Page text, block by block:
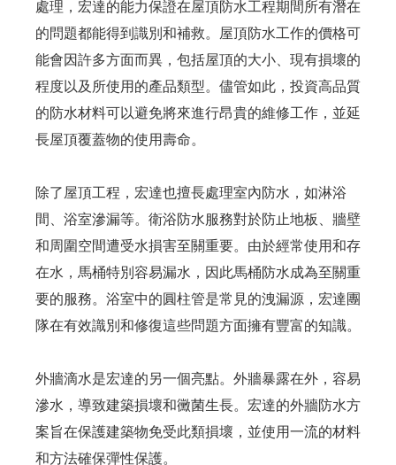
處理，宏達的能力保證在屋頂防水工程期間所有潛在
的問題都能得到識別和補救。屋頂防水工作的價格可
能會因許多方面而異，包括屋頂的大小、現有損壞的
程度以及所使用的產品類型。儘管如此，投資高品質
的防水材料可以避免將來進行昂貴的維修工作，並延
長屋頂覆蓋物的使用壽命。
除了屋頂工程，宏達也擅長處理室內防水，如淋浴
間、浴室滲漏等。衛浴防水服務對於防止地板、牆壁
和周圍空間遭受水損害至關重要。由於經常使用和存
在水，馬桶特別容易漏水，因此馬桶防水成為至關重
要的服務。浴室中的圓柱管是常見的洩漏源，宏達團
隊在有效識別和修復這些問題方面擁有豐富的知識。
外牆滴水是宏達的另一個亮點。外牆暴露在外，容易
滲水，導致建築損壞和黴菌生長。宏達的外牆防水方
案旨在保護建築物免受此類損壞，並使用一流的材料
和方法確保彈性保護。